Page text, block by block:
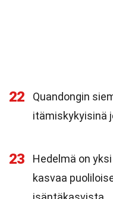
22
Quandongin
itämiskykyisinä
23
Hedelmä on
kasvaa